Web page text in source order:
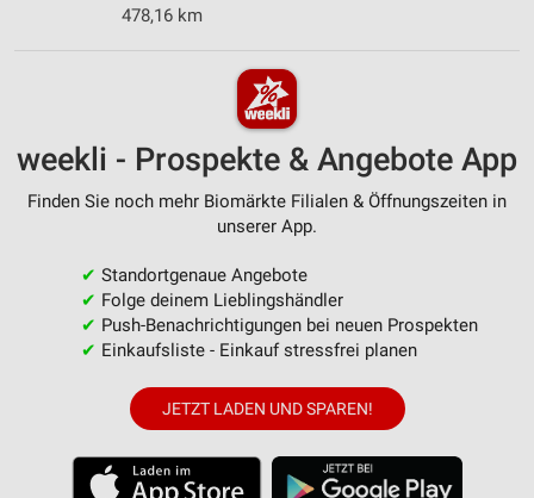
478,16 km
weekli - Prospekte & Angebote App
Finden Sie noch mehr Biomärkte Filialen & Öffnungszeiten in
unserer App.
✔ Standortgenaue Angebote
✔ Folge deinem Lieblingshändler
✔ Push-Benachrichtigungen bei neuen Prospekten
✔ Einkaufsliste - Einkauf stressfrei planen
JETZT LADEN UND SPAREN!